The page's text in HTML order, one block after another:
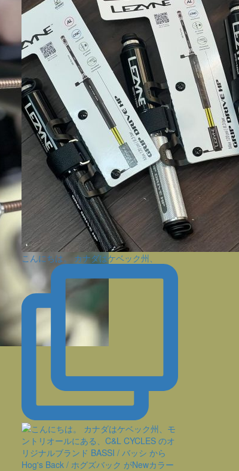
こんにちは。 カナダはケベック州、